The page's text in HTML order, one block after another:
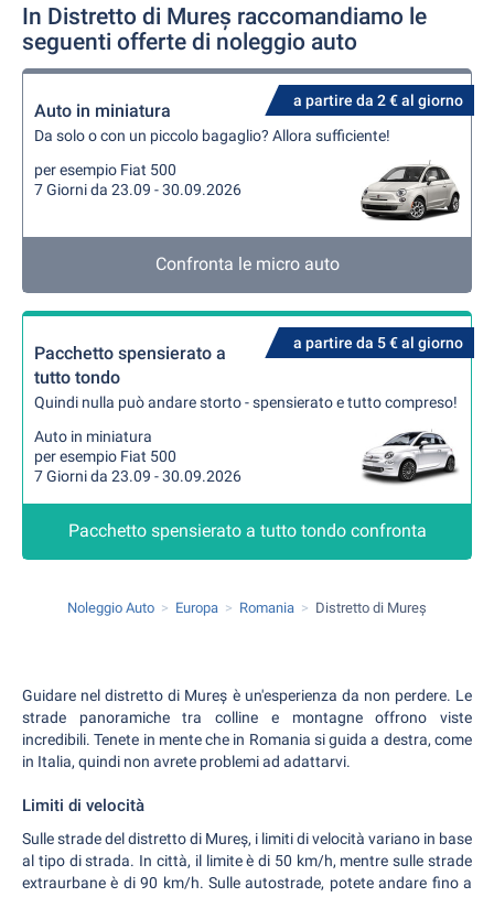
In Distretto di Mureș raccomandiamo le
seguenti offerte di noleggio auto
a partire da 2 € al giorno
Auto in miniatura
Da solo o con un piccolo bagaglio? Allora sufficiente!
per esempio Fiat 500
7 Giorni da 23.09 - 30.09.2026
Confronta le micro auto
a partire da 5 € al giorno
Pacchetto spensierato a
tutto tondo
Quindi nulla può andare storto - spensierato e tutto compreso!
Auto in miniatura
per esempio Fiat 500
7 Giorni da 23.09 - 30.09.2026
Pacchetto spensierato a tutto tondo confronta
Noleggio Auto Europa Romania Distretto di Mureș
Guidare nel distretto di Mureș è un'esperienza da non perdere. Le
strade panoramiche tra colline e montagne offrono viste
incredibili. Tenete in mente che in Romania si guida a destra, come
in Italia, quindi non avrete problemi ad adattarvi.
Limiti di velocità
Sulle strade del distretto di Mureș, i limiti di velocità variano in base
al tipo di strada. In città, il limite è di 50 km/h, mentre sulle strade
extraurbane è di 90 km/h. Sulle autostrade, potete andare fino a